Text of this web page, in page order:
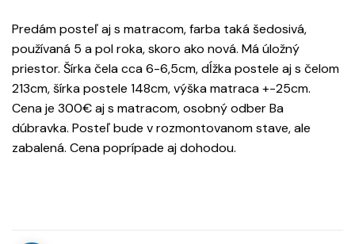
Predám posteľ aj s matracom, farba taká šedosivá,
používaná 5 a pol roka, skoro ako nová. Má úložný
priestor. Šírka čela cca 6-6,5cm, dĺžka postele aj s čelom
213cm, šírka postele 148cm, výška matraca +-25cm.
Cena je 300€ aj s matracom, osobný odber Ba
dúbravka. Posteľ bude v rozmontovanom stave, ale
zabalená. Cena poprípade aj dohodou.